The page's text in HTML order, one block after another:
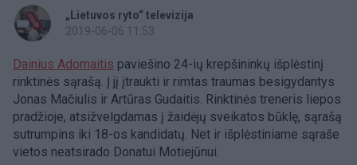
„Lietuvos ryto“ televizija
2019-06-06 11:53
Dainius Adomaitis paviešino 24-ių krepšininkų išplėstinį
rinktinės sąrašą. Į jį įtraukti ir rimtas traumas besigydantys
Jonas Mačiulis ir Artūras Gudaitis. Rinktinės treneris liepos
pradžioje, atsižvelgdamas į žaidėjų sveikatos būklę, sąrašą
sutrumpins iki 18-os kandidatų. Net ir išplėstiniame sąraše
vietos neatsirado Donatui Motiejūnui.